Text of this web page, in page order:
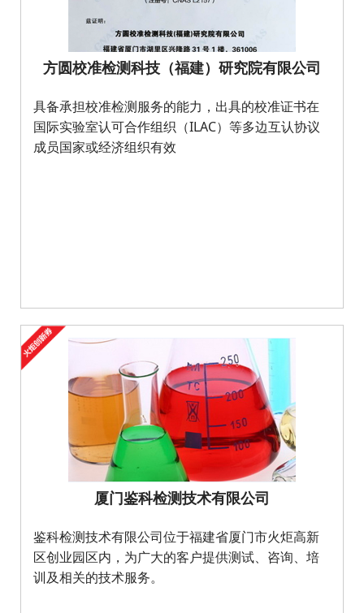
方圆校准检测科技（福建）研究院有限公司
具备承担校准检测服务的能力，出具的校准证书在
国际实验室认可合作组织（ILAC）等多边互认协议
成员国家或经济组织有效
厦门鉴科检测技术有限公司
鉴科检测技术有限公司位于福建省厦门市火炬高新
区创业园区内，为广大的客户提供测试、咨询、培
训及相关的技术服务。